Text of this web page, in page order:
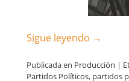
Sigue leyendo →
Publicada en Producción |
Partidos Políticos, partidos